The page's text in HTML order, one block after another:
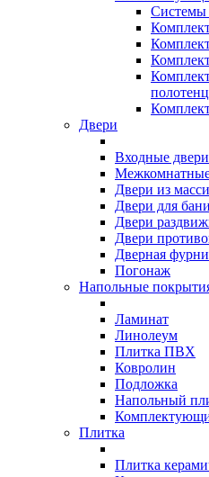
Системы
Двери
Входные двери
Двери из
Двери для
Двери
Двери
Дверная
Погонаж
Напольные
Ламинат
Линолеум
Плитка ПВХ
Ковролин
Подложка
Напольный
Плитка
Плитка